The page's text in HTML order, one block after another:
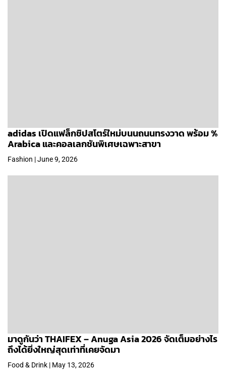
adidas เปิดแฟล็กชิปสโตร์ใหม่บนนถนนทรงวาด พร้อม %
Arabica และคอลเลกชันพิเศษเฉพาะสาขา
Fashion | June 9, 2026
มาดูกันว่า THAIFEX – Anuga Asia 2026 จัดเต็มอย่างไร
ถึงได้ยิ่งใหญ่สุดเท่าที่เคยจัดมา
Food & Drink | May 13, 2026